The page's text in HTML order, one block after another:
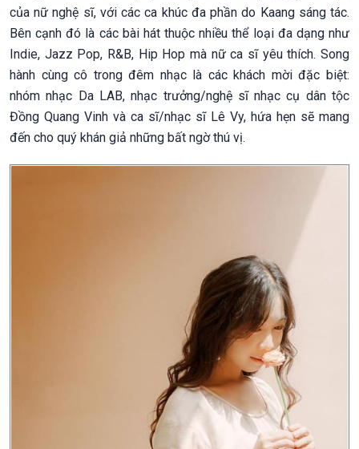
của nữ nghệ sĩ, với các ca khúc đa phần do Kaang sáng tác.
Bên cạnh đó là các bài hát thuộc nhiều thể loại đa dạng như
Indie, Jazz Pop, R&B, Hip Hop mà nữ ca sĩ yêu thích. Song
hành cùng cô trong đêm nhạc là các khách mời đặc biệt:
nhóm nhạc Da LAB, nhạc trưởng/nghệ sĩ nhạc cụ dân tộc
Đồng Quang Vinh và ca sĩ/nhạc sĩ Lê Vy, hứa hẹn sẽ mang
đến cho quý khán giả những bất ngờ thú vị.